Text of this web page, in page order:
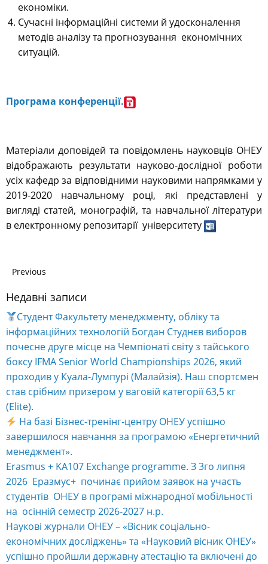
економіки.
Сучасні інформаційні системи й удосконалення
методів аналізу та прогнозування економічних
ситуацій.
Програма конференції.
Матеріали доповідей та повідомлень науковців ОНЕУ
відображають результати науково-дослідної роботи
усіх кафедр за відповідними науковими напрямками у
2019-2020 навчальному році, які представлені у
вигляді статей, монографій, та навчальної літератури
в електронному репозитарії університету
Previous
Недавні записи
Студент Факультету менеджменту, обліку та
інформаційних технологій Богдан Студнєв виборов
почесне друге місце на Чемпіонаті світу з тайського
боксу IFMA Senior World Championships 2026, який
проходив у Куала-Лумпурі (Малайзія). Наш спортсмен
став срібним призером у ваговій категорії 63,5 кг
(Elite).
На базі Бізнес-тренінг-центру ОНЕУ успішно
завершилося навчання за програмою «Енергетичний
менеджмент».
Erasmus + KA107 Exchange programme. З 3го липня
2026 Еразмус+ починає прийом заявок на участь
студентів ОНЕУ в програмі міжнародної мобільності
на осінній семестр 2026-2027 н.р.
Наукові журнали ОНЕУ – «Вісник соціально-
економічних досліджень» та «Науковий вісник ОНЕУ»
успішно пройшли державну атестацію та включені до